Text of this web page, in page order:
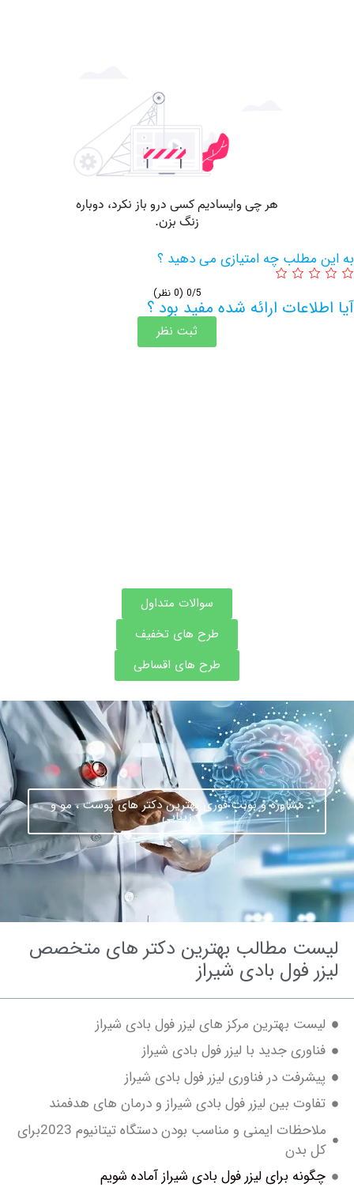
چه امتیازی می دهید ؟
ارائه شده مفید بود ؟
سوالات متداول
طرح های تخفیف
طرح های اقساطی
مشاوره و نوبت فوری بهترین دکتر های پوست ، مو و
زیبایی
مطالب بهترین دکتر های متخصص
فول بادی شیراز
بهترین مرکز های لیزر فول بادی شیراز
جدید با لیزر فول بادی شیراز
در فناوری لیزر فول بادی شیراز
بین لیزر فول بادی شیراز و درمان های هدفمند
ملاحظات ایمنی و مناسب بودن دستگاه تیتانیوم 2023برای
بدن
برای لیزر فول بادی شیراز آماده شویم